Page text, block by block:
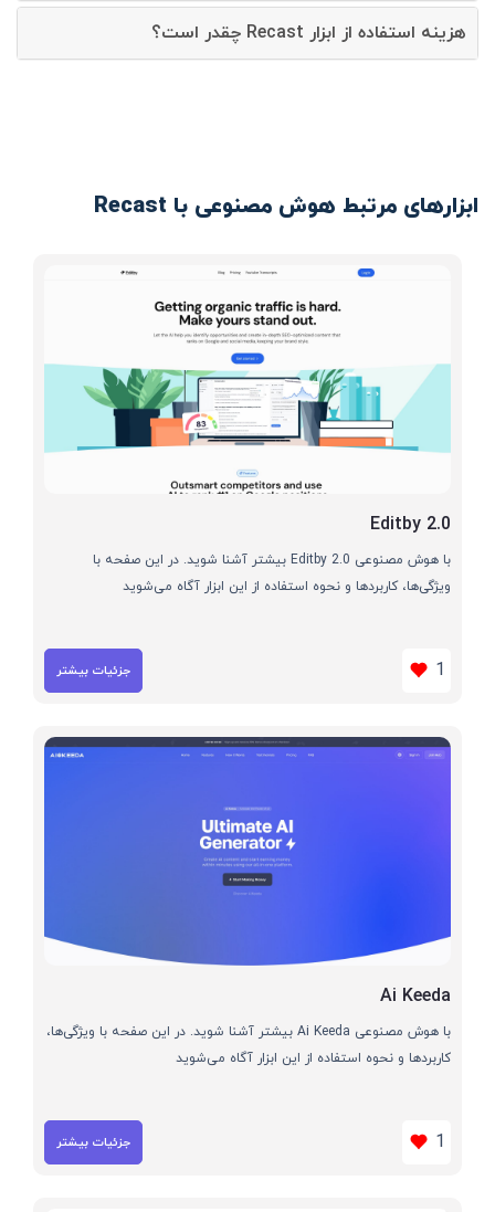
هزینه استفاده از ابزار Recast چقدر است؟
ابزارهای مرتبط هوش مصنوعی با Recast
Editby 2.0
با هوش مصنوعی Editby 2.0 بیشتر آشنا شوید. در این صفحه با
ویژگی‌ها، کاربردها و نحوه استفاده از این ابزار آگاه می‌شوید
1 جزئیات بیشتر
Ai Keeda
با هوش مصنوعی Ai Keeda بیشتر آشنا شوید. در این صفحه با ویژگی‌ها،
کاربردها و نحوه استفاده از این ابزار آگاه می‌شوید
1 جزئیات بیشتر